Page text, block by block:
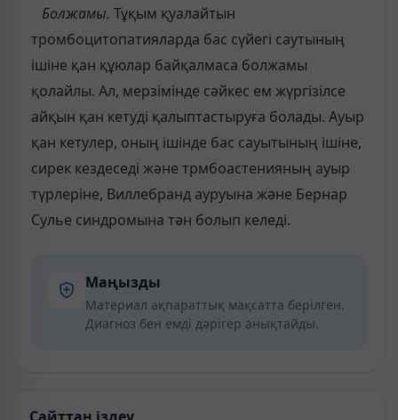
Болжамы. Тұқым қуалайтын
тромбоцитопатияларда бас сүйегі саутының
ішіне қан құюлар байқалмаса болжамы
қолайлы. Ал, мерзімінде сәйкес ем жүргізілсе
айқын қан кетуді қалыптастыруға болады. Ауыр
қан кетулер, оның ішінде бас сауытының ішіне,
сирек кездеседі және трмбоастенияның ауыр
түрлеріне, Виллебранд ауруына және Бернар
Сулье синдромына тән болып келеді.
Маңызды
Материал ақпараттық мақсатта берілген.
Диагноз бен емді дәрігер анықтайды.